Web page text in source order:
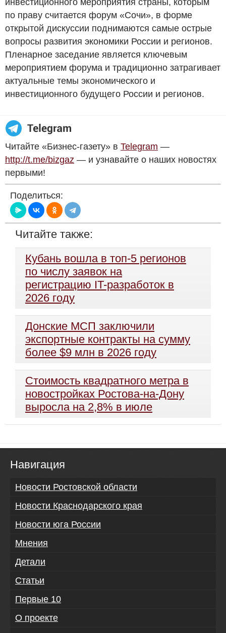
по праву считается форум «Сочи», в форме
открытой дискуссии поднимаются самые острые
вопросы развития экономики России и регионов.
Пленарное заседание является ключевым
мероприятием форума и традиционно затрагивает
актуальные темы экономического и
инвестиционного будущего России и регионов.
Читайте «Бизнес-газету» в Telegram —
http://t.me/bizgaz — и узнавайте о наших новостях
первыми!
Поделиться:
Читайте также:
Кубань вошла в топ-5 регионов
по числу заявок на
регистрацию IT-разработок в
2026 году
Донские МСП заключили
экспортные контракты на сумму
более $9 млн в 2026 году
Стоимость квадратного метра в
новостройках Ростова-на-Дону
выросла на 2,8% в июле
Навигация
Новости Ростовской области
Новости Краснодарского края
Новости юга России
Мнения
Детали
Статьи
Первые 10
О проекте